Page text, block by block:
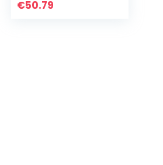
€50.79